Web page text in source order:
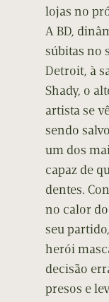
lojas no
A BD,
súbitas no
Detroit, à
Shady, o
artista se
sendo
um dos
capaz de
dentes.
no calor
seu
herói
decisão
presos e